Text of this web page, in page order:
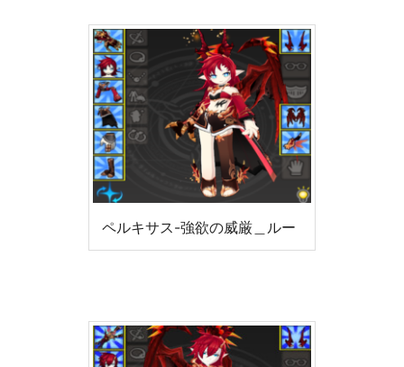
ペルキサス-強欲の威厳＿ルー